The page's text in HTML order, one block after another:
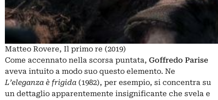
Matteo Rovere, Il primo re (2019)
Come accennato nella scorsa puntata, Goffredo Parise
aveva intuito a modo suo questo elemento. Ne
L’eleganza è frigida (1982), per esempio, si concentra su
un dettaglio apparentemente insignificante che svela e